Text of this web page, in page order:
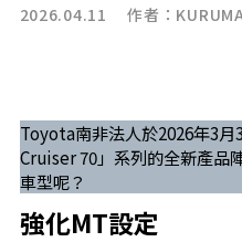
2026.04.11 作者：
Toyota南非法人於2026年3
Cruiser 70」系列的全新產品
車型呢？
強化MT設定